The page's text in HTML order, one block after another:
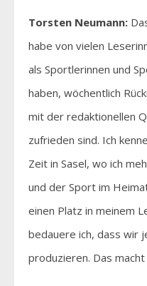
Torsten Neumann:
habe von vielen
als Sportlerinnen und
haben, wöchentlich
mit der redaktionellen
zufrieden sind. Ich
Zeit in Sasel, wo ich
und der Sport im
einen Platz in meinem
bedauere ich, dass wir
produzieren. Das